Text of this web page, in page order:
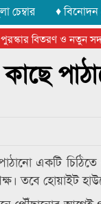
চেম্বার ♦ বিনোদন
বিতরণ ও নতুন
সায়েমের আদালতে
কাছে
পাঠানো একটি
তবে হোয়াইট